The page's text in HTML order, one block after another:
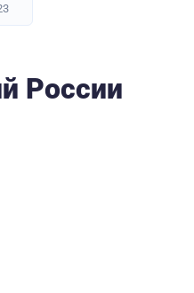
России